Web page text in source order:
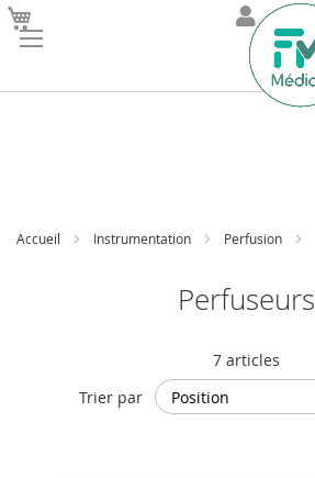
Accueil Instrumentation Perfusion
Perfuseurs
7articles
Trier par